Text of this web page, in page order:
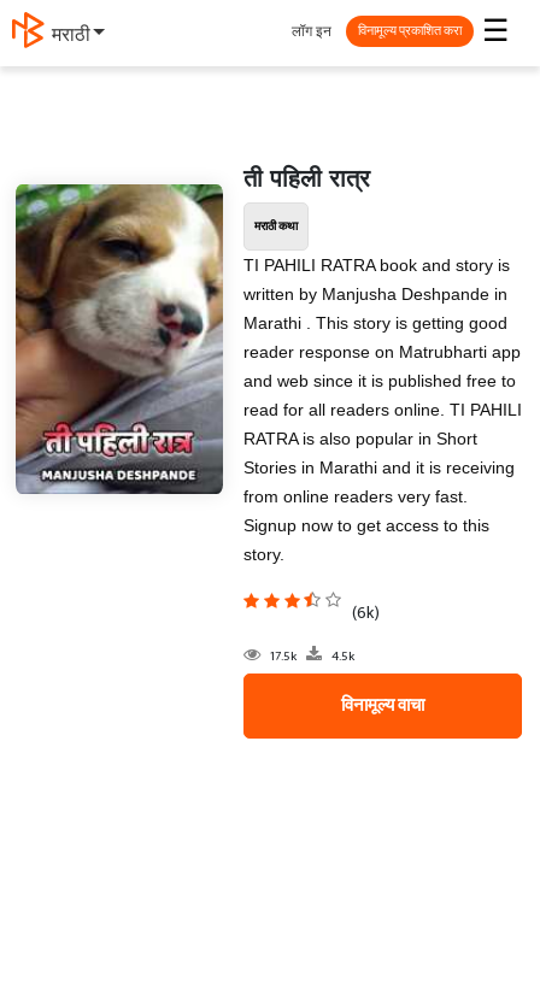
मराठी ☰
लॉग इन विनामूल्य प्रकाशित करा
ती पहिली रात्र
मराठी कथा
TI PAHILI RATRA book and story is
written by Manjusha Deshpande in
Marathi . This story is getting good
reader response on Matrubharti app
and web since it is published free to
read for all readers online. TI PAHILI
RATRA is also popular in Short
Stories in Marathi and it is receiving
from online readers very fast.
Signup now to get access to this
story.
(6k)
17.5k 4.5k
विनामूल्य वाचा